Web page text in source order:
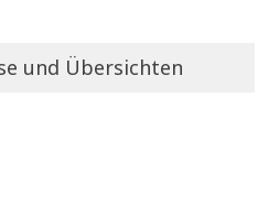
und Übersichten